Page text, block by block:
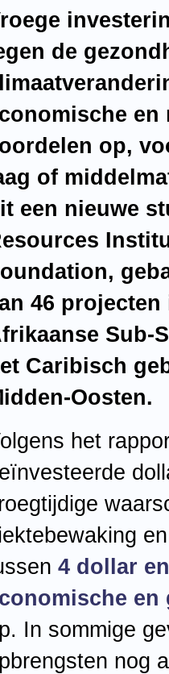
de
en
op,
of
een nieuwe
46
Sub-
Caribisch
Oosten.
het
4 dollar
In sommige
nog